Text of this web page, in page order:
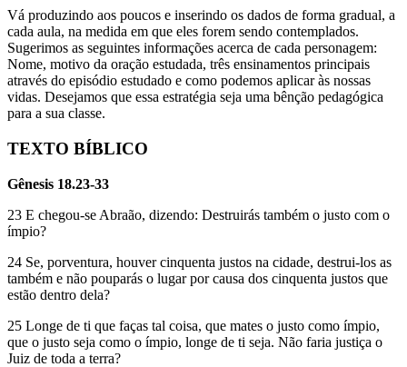
Vá produzindo aos poucos e inserindo os dados de forma gradual, a
cada aula, na medida em que eles forem sendo contemplados.
Sugerimos as seguintes informações acerca de cada personagem:
Nome, motivo da oração estudada, três ensinamentos principais
através do episódio estudado e como podemos aplicar às nossas
vidas. Desejamos que essa estratégia seja uma bênção pedagógica
para a sua classe.
TEXTO BÍBLICO
Gênesis 18.23-33
23 E chegou-se Abraão, dizendo: Destruirás também o justo com o
ímpio?
24 Se, porventura, houver cinquenta justos na cidade, destrui-los as
também e não pouparás o lugar por causa dos cinquenta justos que
estão dentro dela?
25 Longe de ti que faças tal coisa, que mates o justo como ímpio,
que o justo seja como o ímpio, longe de ti seja. Não faria justiça o
Juiz de toda a terra?